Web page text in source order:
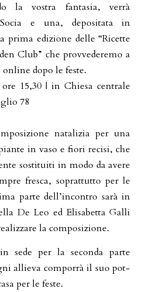
la vostra fantasia, verrà
e una, depositata in
prima edizione delle “Ricette
Club” che provvederemo a
dopo le feste.
15,30 | in Chiesa centrale
78
natalizia per una
in vaso e fiori recisi, che
sostituiti in modo da avere
fresca, soprattutto per le
parte dell’incontro sarà in
De Leo ed Elisabetta Galli
la composizione.
sede per la seconda parte
allieva comporrà il suo pot-
per le feste.